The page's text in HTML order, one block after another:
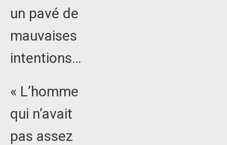
un pavé de
mauvaises
intentions…
« L’homme
qui n’avait
pas assez